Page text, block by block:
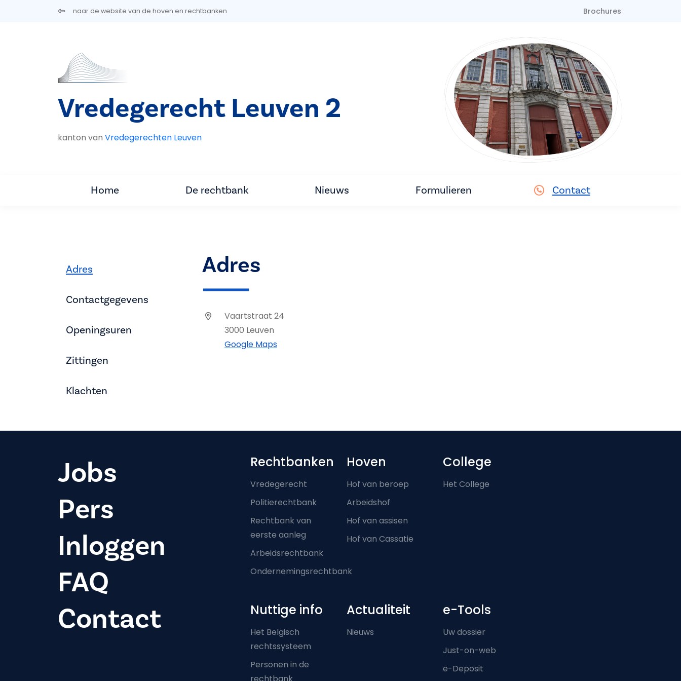
Overslaan en naar de inhoud gaannaar de website van de hoven en rechtbanken Brochures
Vredegerecht Leuven 2
kanton van Vredegerechten Leuven
Home De rechtbank Nieuws Formulieren Contact
Adres
Contactgegevens
Openingsuren
Zittingen
Klachten
Adres
Vaartstraat 24
3000 Leuven
Google Maps
Jobs
Pers
Inloggen
FAQ
Contact
Footer-menu
Rechtbanken
Vredegerecht
Politierechtbank
Rechtbank van
eerste aanleg
Arbeidsrechtbank
Ondernemingsrechtbank
Hoven
Hof van beroep
Arbeidshof
Hof van assisen
Hof van Cassatie
College
Het College
Nuttige info
Het Belgisch
rechtssysteem
Personen in de
Actualiteit
Nieuws
e-Tools
Uw dossier
Just-on-web
e-Deposit